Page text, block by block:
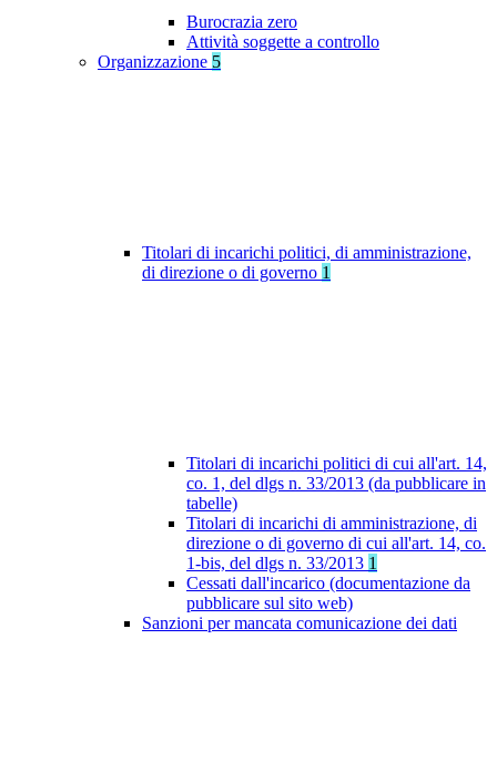
Burocrazia zero
Attività soggette a controllo
Organizzazione 5
Titolari di incarichi politici, di amministrazione,
di direzione o di governo 1
Titolari di incarichi politici di cui all'art. 14,
co. 1, del dlgs n. 33/2013 (da pubblicare in
tabelle)
Titolari di incarichi di amministrazione, di
direzione o di governo di cui all'art. 14, co.
1-bis, del dlgs n. 33/2013 1
Cessati dall'incarico (documentazione da
pubblicare sul sito web)
Sanzioni per mancata comunicazione dei dati